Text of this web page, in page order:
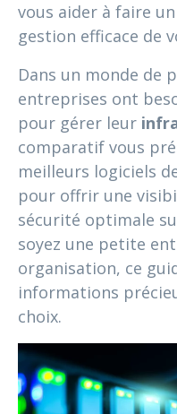
vous aider à faire
gestion efficace de
Dans un monde de
entreprises ont
pour gérer leur
comparatif vous
meilleurs logiciels
pour offrir une
sécurité optimale
soyez une petite
organisation, ce
informations
choix.